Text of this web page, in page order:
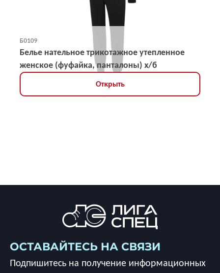
Б0109
Белье нательное трикотажное утепленное
женское (фуфайка, панталоны) х/б
Открыть
ОСТАВАЙТЕСЬ НА СВЯЗИ
Подпишитесь на получение информационных